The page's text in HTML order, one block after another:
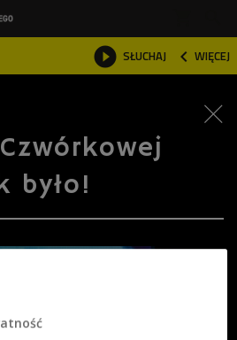
 SŁUCHAJ  WIĘCEJ

było!